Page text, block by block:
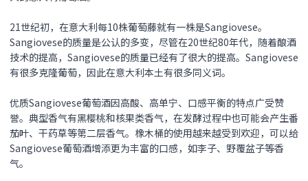
21世纪初，在意大利每10株葡萄藤就有一株是Sangiovese。
Sangiovese的质量是公认的多变，尽管在20世纪80年代，随着酿酒
技术的提高，Sangiovese的质量已经有了很大的提高。Sangiovese
有很多克隆葡萄，因此在意大利本土有很多同义词。
优质Sangiovese葡萄酒因高酸、高单宁、口感平衡的特点广受赞
誉。典型香气有黑樱桃和核果类香气，在发酵过程中也可能会产生番
茄叶、干药草等第二层香气。橡木桶的使用越来越受到欢迎，可以给
Sangiovese葡萄酒增添更为丰富的口感，如李子、野覆盆子等香
气。